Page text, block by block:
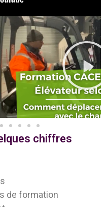
chiffres
de formation